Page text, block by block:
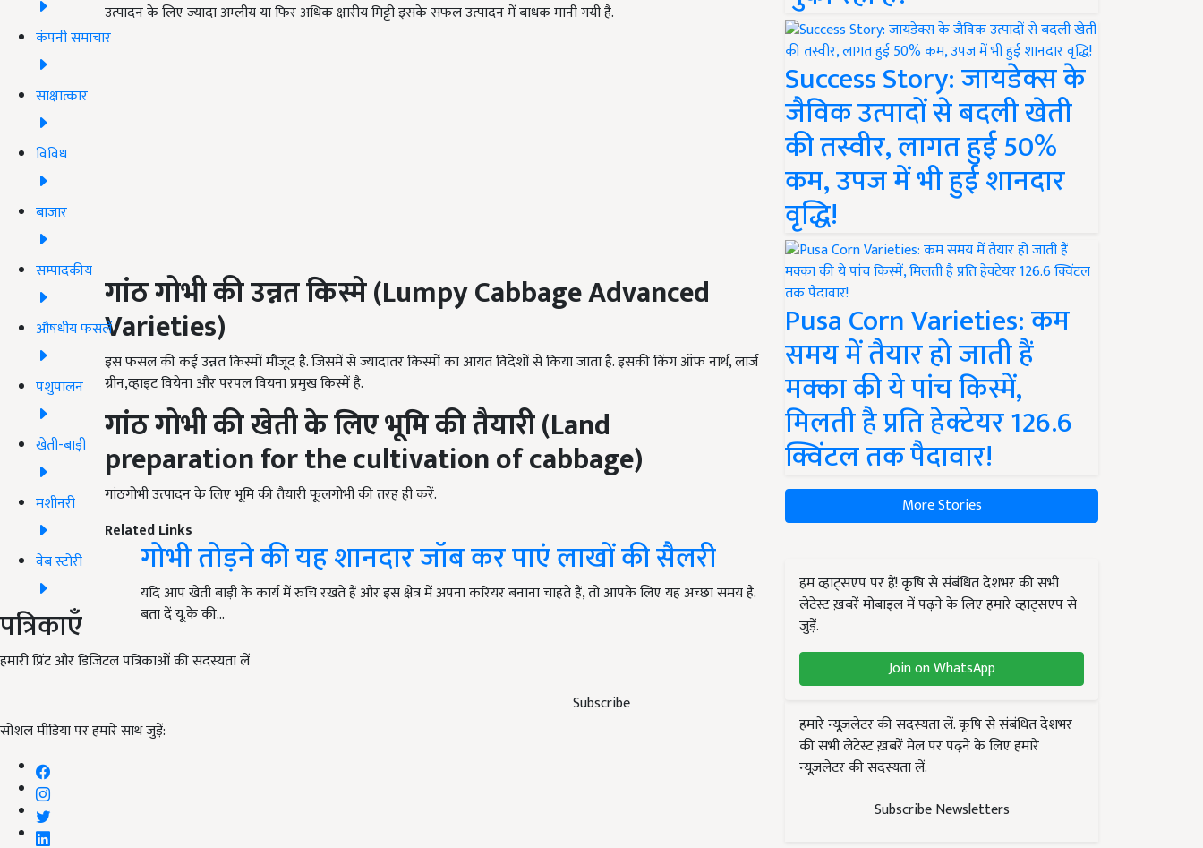
कंपनी समाचार
साक्षात्कार
विविध
बाजार
सम्पादकीय
औषधीय फसलें
पशुपालन
खेती-बाड़ी
मशीनरी
वेब स्टोरी
पत्रिकाएँ
हमारी प्रिंट और डिजिटल पत्रिकाओं की सदस्यता लें
Subscribe
सोशल मीडिया पर हमारे साथ जुड़ें:
उत्पादन के लिए ज्यादा अम्लीय या फिर अधिक क्षारीय मिट्टी इसके सफल उत्पादन में बाधक मानी गयी है.
गांठ गोभी कीउन्नतकिस्मे (Lumpy Cabbage Advanced
Varieties)
इस फसल की कई उन्नत किस्मों मौजूद है. जिसमें से ज्यादातर किस्मों का आयत विदेशों से किया जाता है. इसकी किंग ऑफ नार्थ,लार्ज
ग्रीन,व्हाइट वियेना और परपल वियना प्रमुख किस्में है.
गांठ गोभी की खेती के लिएभूमि की तैयारी (Land
preparation for the cultivation of cabbage)
गांठगोभी उत्पादन के लिए भूमि की तैयारी फूलगोभी की तरह ही करें.
Related Links
गोभी तोड़ने की यह शानदार जॉब कर पाएं लाखों की सैलरी
यदि आप खेती बाड़ी के कार्य में रुचि रखते हैं और इस क्षेत्र में अपना करियर बनाना चाहते हैं, तो आपके लिए यह अच्छा समय है.
बता दें यू.के की…
Success Story: जायडेक्स के
जैविक उत्पादों से बदली खेती
की तस्वीर, लागत हुई 50%
कम, उपज में भी हुई शानदार
वृद्धि!
Pusa Corn Varieties: कम
समय में तैयार हो जाती हैं
मक्का की ये पांच किस्में,
मिलती है प्रति हेक्टेयर 126.6
क्विंटल तक पैदावार!
More Stories
हम व्हाट्सएप पर हैं! कृषि से संबंधित देशभर की सभी
लेटेस्ट ख़बरें मोबाइल में पढ़ने के लिए हमारे व्हाट्सएप से
जुड़ें.
Join on WhatsApp
हमारे न्यूज़लेटर की सदस्यता लें. कृषि से संबंधित देशभर
की सभी लेटेस्ट ख़बरें मेल पर पढ़ने के लिए हमारे
न्यूज़लेटर की सदस्यता लें.
Subscribe Newsletters